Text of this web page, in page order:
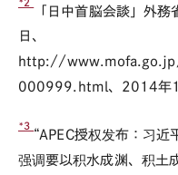
*2
「日中首脳会談」外
日、
http://
000999.html、2014年
*3
“APEC授权发布：习近
强调要以积水成渊、积土